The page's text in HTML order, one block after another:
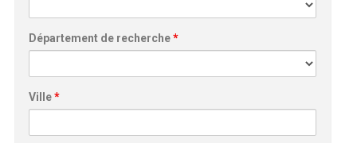
Département de recherche*
Ville*